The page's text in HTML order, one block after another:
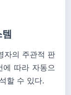
자의 주관적 판
에 따라 자동으
할 수 있다.